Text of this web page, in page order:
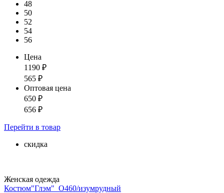
48
50
52
54
56
Цена
1190 ₽
565 ₽
Оптовая цена
650 ₽
656 ₽
Перейти в товар
скидка
Женская одежда
Костюм"Глэм"_О460/изумрудный